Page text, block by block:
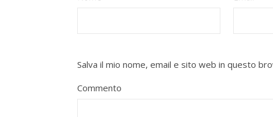
Salva il mio nome, email e sito web in questo
Commento